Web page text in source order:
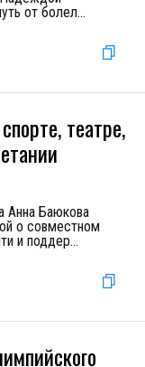
от болел...
театре,
Анна Баюкова
о совместном
и поддер...